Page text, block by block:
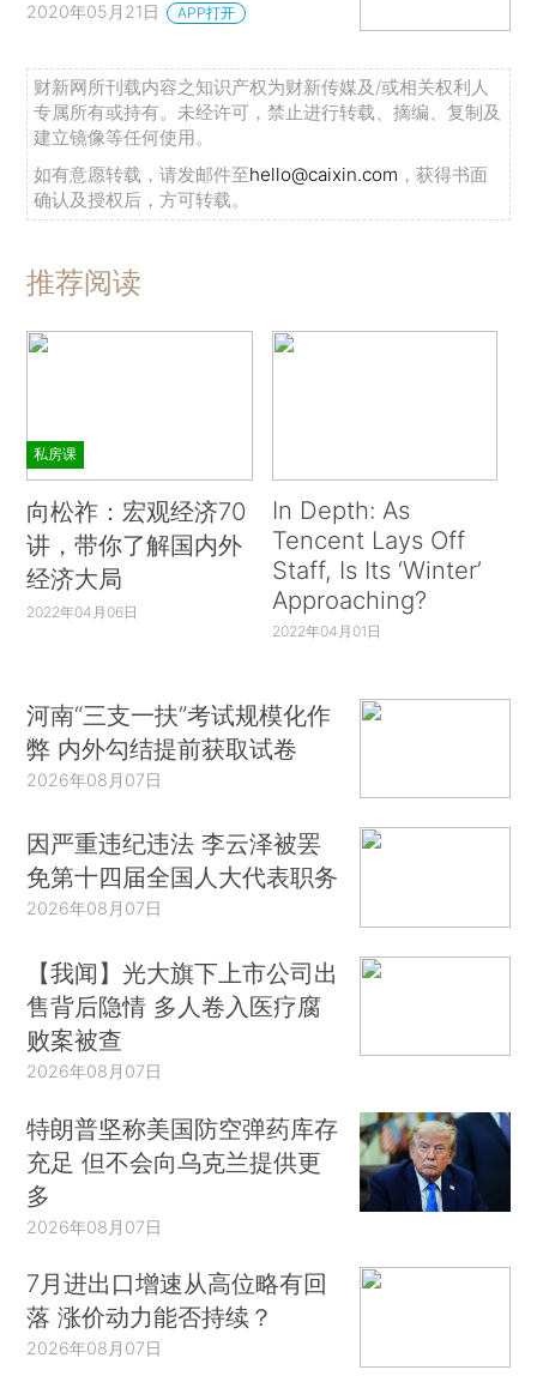
2020年05月21日 APP打开
财新网所刊载内容之知识产权为财新传媒及/或相关权利人
专属所有或持有。未经许可，禁止进行转载、摘编、复制及
建立镜像等任何使用。
如有意愿转载，请发邮件至hello@caixin.com ，获得书面
确认及授权后，方可转载。
推荐阅读
私房课
向松祚：宏观经济70
讲，带你了解国内外
经济大局
2022年04月06日
In Depth: As
Tencent Lays Off
Staff, Is Its ‘Winter’
Approaching?
2022年04月01日
河南“三支一扶”考试规模化作
弊 内外勾结提前获取试卷
2026年08月07日
因严重违纪违法 李云泽被罢
免第十四届全国人大代表职务
2026年08月07日
【我闻】光大旗下上市公司出
售背后隐情 多人卷入医疗腐
败案被查
2026年08月07日
特朗普坚称美国防空弹药库存
充足 但不会向乌克兰提供更
多
2026年08月07日
7月进出口增速从高位略有回
落 涨价动力能否持续？
2026年08月07日